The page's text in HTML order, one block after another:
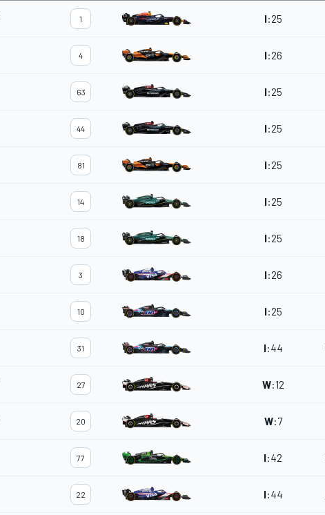
1 I:25
4 I:26
63 I:25
44 I:25
81 I:25
14 I:25
18 I:25
3 I:26
10 I:25
31 I:44
27 W:12
20 W:7
77 I:42
22 I:44